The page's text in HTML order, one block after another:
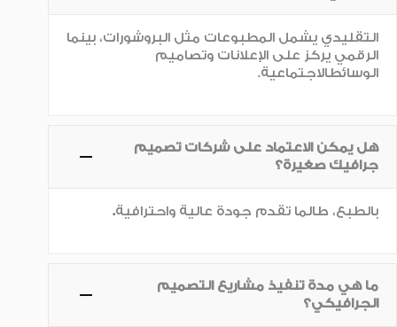
التقليدي يشمل المطبوعات مثل البروشورات، بينما
الرقمي يركز على الإعلانات وتصاميم
الوسائطالاجتماعية.
هل يمكن الاعتماد على شركات تصميم
جرافيك صغيرة؟
بالطبع، طالما تقدم جودة عالية واحترافية.
ما هي مدة تنفيذ مشاريع التصميم
الجرافيكي؟